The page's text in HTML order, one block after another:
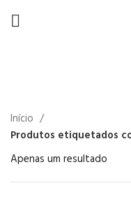
Início
Produtos etiquetados
Apenas um resultado